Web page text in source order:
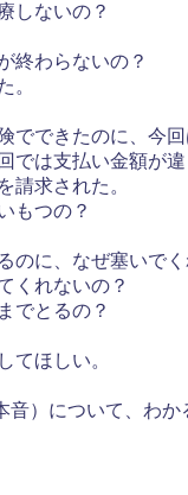
しないの？
終わらないの？
。
でできたのに、今回
では支払い金額が違
請求された。
もつの？
のに、なぜ塞いでく
くれないの？
でとるの？
てほしい。
）について、わか